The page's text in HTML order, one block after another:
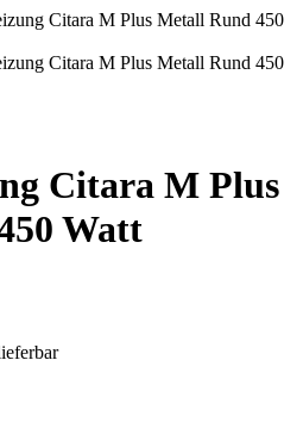
Citara M Plus
Watt